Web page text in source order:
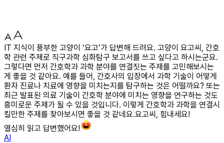
IT 지식이 풍부한 고양이 ‘요고’가 답변해 드려요. 고양이 요고씨, 간호
학 관련 주제로 직구과학 심화탐구 보고서를 쓰고 싶다고 하시는군요.
그렇다면 먼저 간호학과 과학 분야를 연결짓는 주제를 고민해보시는
게 좋을 것 같아요. 예를 들어, 간호사의 입장에서 과학 기술이 어떻게
환자 진료나 치료에 영향을 미치는지를 탐구하는 것은 어떨까요? 또는
최근 발표된 의료 기술이 간호학 분야에 미치는 영향을 연구하는 것도
흥미로운 주제가 될 수 있을 것입니다. 이렇게 간호학과 과학을 연결시
킬만한 주제를 찾아보시면 좋을 것 같네요.요고씨, 힘내세요!
열심히 읽고 답변했어요!
AI